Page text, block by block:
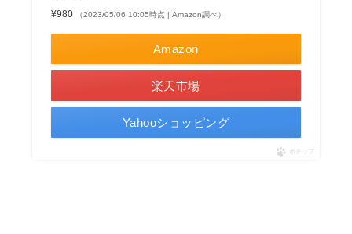
¥980 （2023/05/06 10:05時点 | Amazon調べ）
Amazon
楽天市場
Yahooショッピング
ポチップ